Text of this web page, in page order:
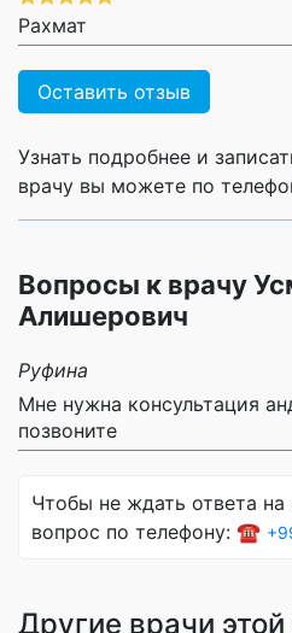
Рахмат
Оставить отзыв
Узнать подробнее и
врачу вы можете по
Вопросы к врачу
Алишерович
Руфина
Мне нужна консультация
позвоните
Чтобы не ждать ответа на
вопрос по телефону: ☎️
Другие врачи